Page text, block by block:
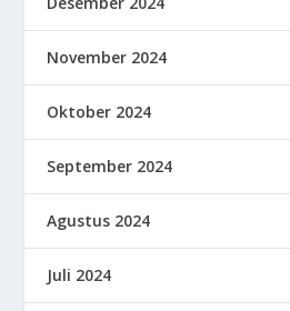
November 2024
Oktober 2024
September 2024
Agustus 2024
Juli 2024